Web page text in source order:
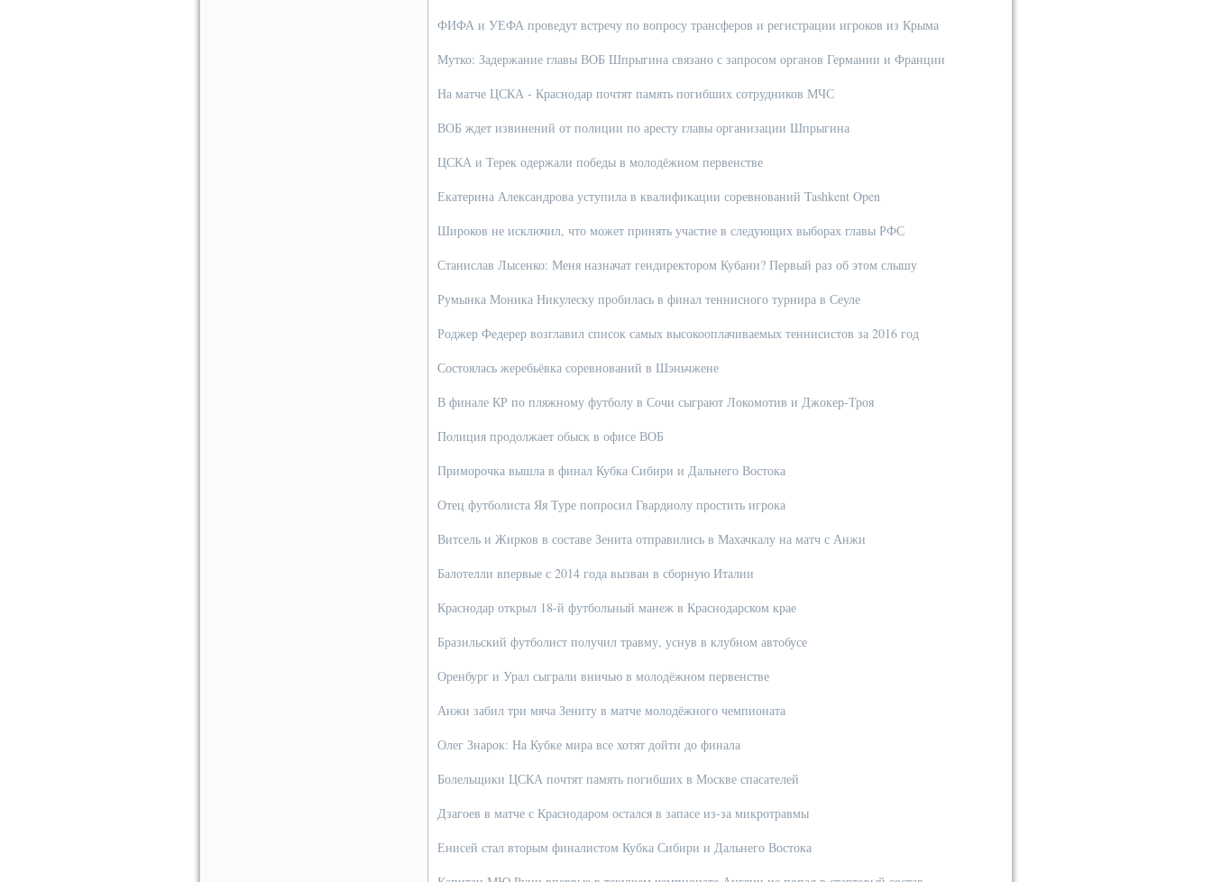
ФИФА и УЕФА проведут встречу по вопросу трансферов и регистрации игроков из Крыма
Мутко: Задержание главы ВОБ Шпрыгина связано с запросом органов Германии и Франции
На матче ЦСКА - Краснодар почтят память погибших сотрудников МЧС
ВОБ ждет извинений от полиции по аресту главы организации Шпрыгина
ЦСКА и Терек одержали победы в молодёжном первенстве
Екатерина Александрова уступила в квалификации соревнований Tashkent Open
Широков не исключил, что может принять участие в следующих выборах главы РФС
Станислав Лысенко: Меня назначат гендиректором Кубани? Первый раз об этом слышу
Румынка Моника Никулеску пробилась в финал теннисного турнира в Сеуле
Роджер Федерер возглавил список самых высокооплачиваемых теннисистов за 2016 год
Состоялась жеребьёвка соревнований в Шэньчжене
В финале КР по пляжному футболу в Сочи сыграют Локомотив и Джокер-Троя
Полиция продолжает обыск в офисе ВОБ
Приморочка вышла в финал Кубка Сибири и Дальнего Востока
Отец футболиста Яя Туре попросил Гвардиолу простить игрока
Витсель и Жирков в составе Зенита отправились в Махачкалу на матч с Анжи
Балотелли впервые с 2014 года вызван в сборную Италии
Краснодар открыл 18-й футбольный манеж в Краснодарском крае
Бразильский футболист получил травму, уснув в клубном автобусе
Оренбург и Урал сыграли вничью в молодёжном первенстве
Анжи забил три мяча Зениту в матче молодёжного чемпионата
Олег Знарок: На Кубке мира все хотят дойти до финала
Болельщики ЦСКА почтят память погибших в Москве спасателей
Дзагоев в матче с Краснодаром остался в запасе из-за микротравмы
Енисей стал вторым финалистом Кубка Сибири и Дальнего Востока